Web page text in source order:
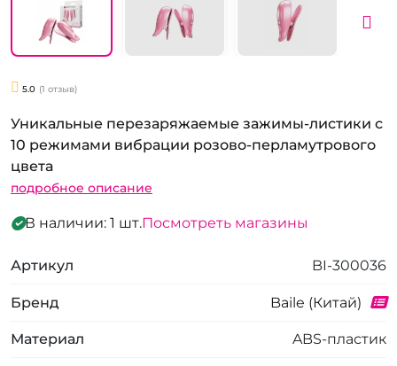
5.0 (1 отзыв)
Уникальные перезаряжаемые зажимы-листики с
10 режимами вибрации розово-перламутрового
цвета
подробное описание
В наличии: 1 шт.Посмотреть магазины
Артикул BI-300036
Бренд Baile (Китай)
Материал ABS-пластик